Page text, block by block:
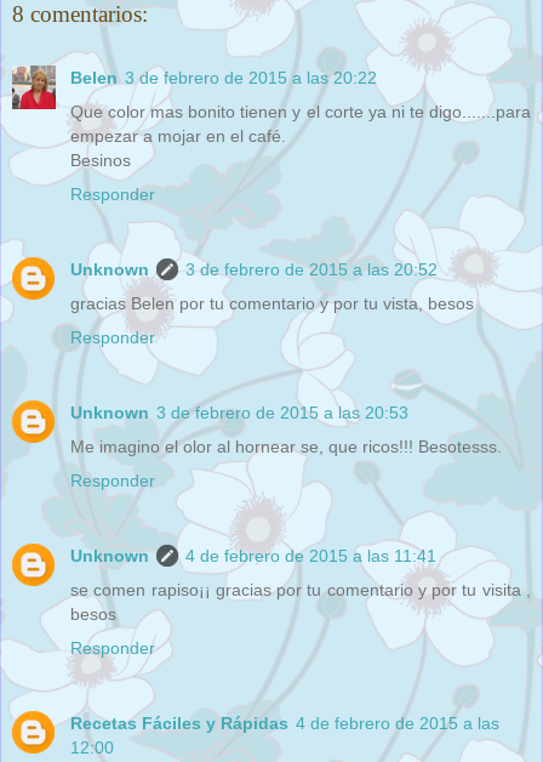
8 comentarios:
Belen 3 de febrero de 2015 a las 20:22
Que color mas bonito tienen y el corte ya ni te digo.......para
empezar a mojar en el café.
Besinos
Responder
Unknown
3 de febrero de 2015 a las 20:52
gracias Belen por tu comentario y por tu vista, besos
Responder
Unknown 3 de febrero de 2015 a las 20:53
Me imagino el olor al hornear se, que ricos!!! Besotesss.
Responder
Unknown
4 de febrero de 2015 a las 11:41
se comen rapiso¡¡ gracias por tu comentario y por tu visita ,
besos
Responder
Recetas Fáciles y Rápidas 4 de febrero de 2015 a las
12:00